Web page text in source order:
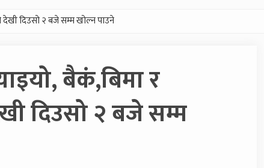
देखी दिउसो २ बजे सम्म खोल्न पाउने
बैकं,बिमा र
दिउसो २ बजे सम्म